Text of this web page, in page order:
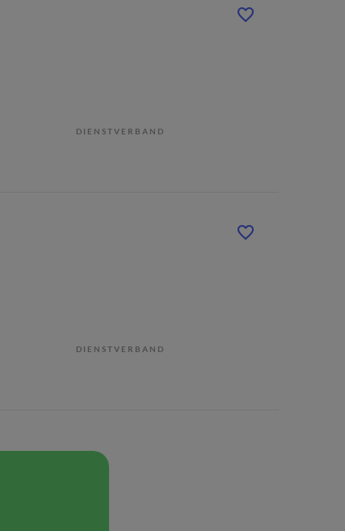
DIENSTVERBAND
DIENSTVERBAND